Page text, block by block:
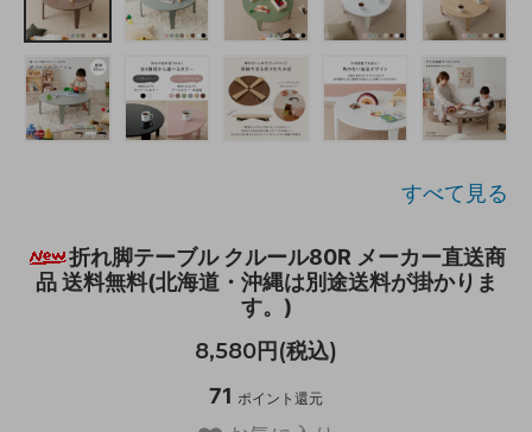
すべて見る
折れ脚テーブル クルール80R メーカー直送商
品 送料無料(北海道・沖縄は別途送料が掛かりま
す。)
8,580円(税込)
71 ポイント還元